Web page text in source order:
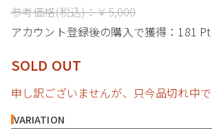
参考価格(税込)：￥5,000
アカウント登録後の購入で獲得： 181 Pt
SOLD OUT
申し訳ございませんが、只今品切れ中で
VARIATION